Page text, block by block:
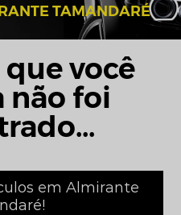
TAMANDARÉ
você
não foi
em Almirante